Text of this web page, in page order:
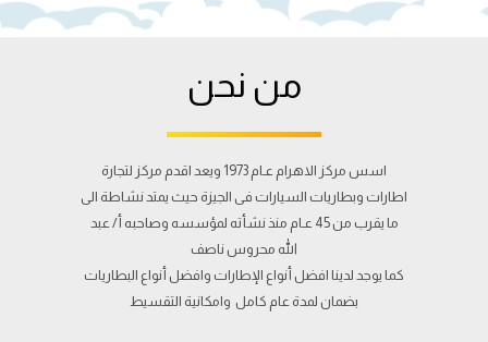
من نحن
اسس مركز الاهرام عـام 1973 ويعد اقدم مركز لتجارة
اطارات وبطاريات السيارات فى الجيزة حيث يمتد نشاطة الى
ما يقرب من 45 عـام منذ نشأته لمؤسسه وصاحبه أ/ عبد
الله محروس ناصف
كما يوجد لدينا افضل أنواع الإطارات وافضل أنواع البطاريات
بضمان لمدة عام كامل وامكانية التقسيط